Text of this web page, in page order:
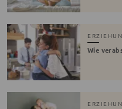
Wie